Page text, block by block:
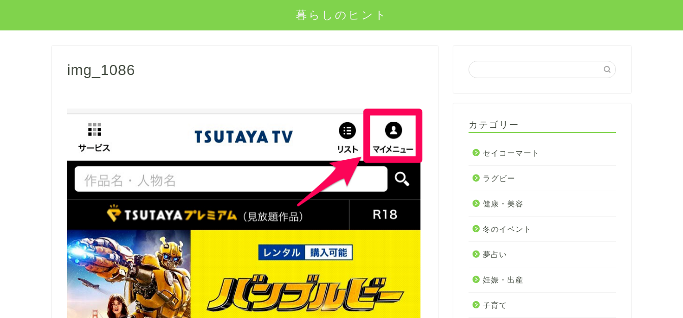
暮らしのヒント
img_1086
カテゴリー
セイコーマート
ラグビー
健康・美容
冬のイベント
夢占い
妊娠・出産
子育て